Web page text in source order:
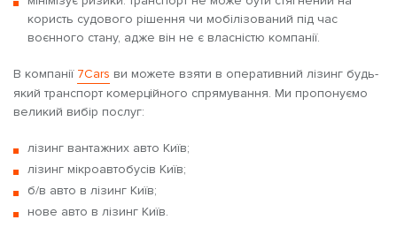
користь судового рішення чи мобілізований під час
воєнного стану, адже він не є власністю компанії.
В компанії 7Cars ви можете взяти в оперативний лізинг будь-
який транспорт комерційного спрямування. Ми пропонуємо
великий вибір послуг:
лізинг вантажних авто Київ;
лізинг мікроавтобусів Київ;
б/в авто в лізинг Київ;
нове авто в лізинг Київ.